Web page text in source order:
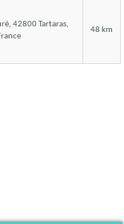
42800 Tartaras,
48 km